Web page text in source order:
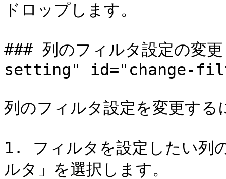
ドロップします。
### 列のフィルタ設定の
setting" id="change-
列のフィルタ設定を変更す
1. フィルタを設定したい
ルタ」を選択します。